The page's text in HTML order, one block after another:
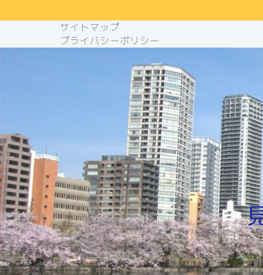
サイトマップ
プライバシーポリシー